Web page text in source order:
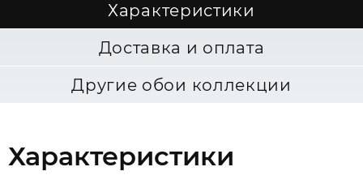
Характеристики
Доставка и оплата
Другие обои коллекции
Характеристики